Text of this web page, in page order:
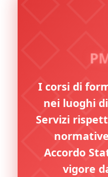
I corsi di
nei luoghi
Servizi
Accordo
vigore